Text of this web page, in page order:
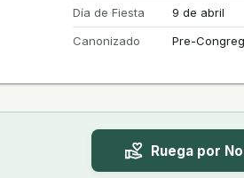
Día de Fiesta
9 de abril
Canonizado
Pre-
Ruega por